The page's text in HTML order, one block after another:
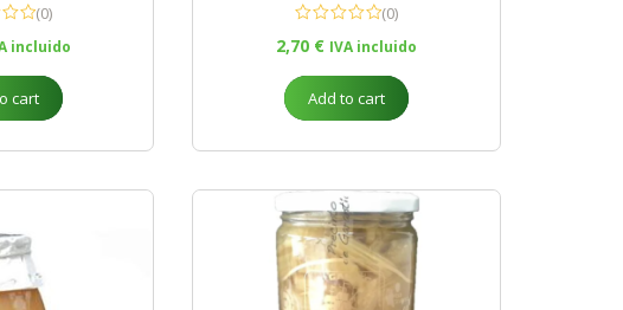
(0)
incluido
cart
(0)
2,70 € IVA incluido
Add to cart